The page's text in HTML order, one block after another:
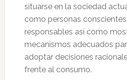
situarse en la sociedad
como personas
responsables así como
mecanismos adecuados
adoptar decisiones
frente al consumo.